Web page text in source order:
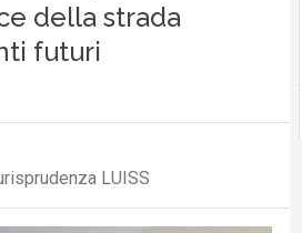
della strada
futuri
LUISS